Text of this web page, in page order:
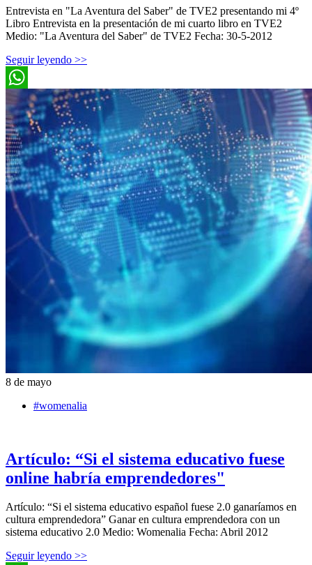
Entrevista en "La Aventura del Saber" de TVE2 presentando mi 4º
Libro Entrevista en la presentación de mi cuarto libro en TVE2
Medio: "La Aventura del Saber" de TVE2 Fecha: 30-5-2012
Seguir leyendo >>
WhatsApp
8 de mayo
#womenalia
Artículo: “Si el sistema educativo fuese
online habría emprendedores"
Artículo: “Si el sistema educativo español fuese 2.0 ganaríamos en
cultura emprendedora” Ganar en cultura emprendedora con un
sistema educativo 2.0 Medio: Womenalia Fecha: Abril 2012
Seguir leyendo >>